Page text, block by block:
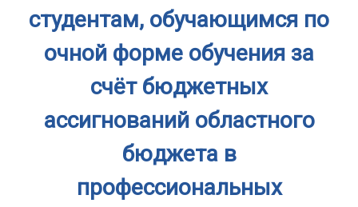
студентам, обучающимся по
очной форме обучения за
счёт бюджетных
ассигнований областного
бюджета в
профессиональных